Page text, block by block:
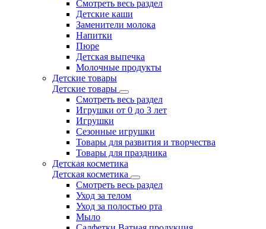
Смотреть весь раздел
Детские каши
Заменители молока
Напитки
Пюре
Детская выпечка
Молочные продукты
Детские товары
Детские товары
Смотреть весь раздел
Игрушки от 0 до 3 лет
Игрушки
Сезонные игрушки
Товары для развития и творчества
Товары для праздника
Детская косметика
Детская косметика
Смотреть весь раздел
Уход за телом
Уход за полостью рта
Мыло